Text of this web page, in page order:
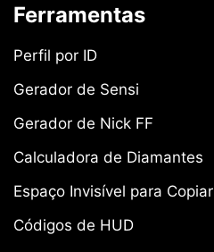
Ferramentas
Perfil por ID
Gerador de Sensi
Gerador de Nick FF
Calculadora de Diamantes
Espaço Invisível para Copiar
Códigos de HUD